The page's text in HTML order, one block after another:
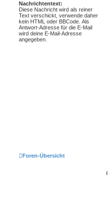
Nachrichtentext:
Diese Nachricht wird als reiner
Text verschickt, verwende daher
kein HTML oder BBCode. Als
Antwort-Adresse für die E-Mail
wird deine E-Mail-Adresse
angegeben.
Foren-Übersicht